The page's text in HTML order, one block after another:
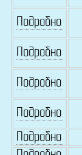
Подробно
Подробно
Подробно
Подробно
Подробно